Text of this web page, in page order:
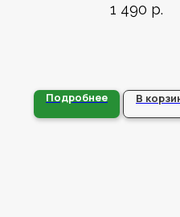
1 490 р.
Подробнее В